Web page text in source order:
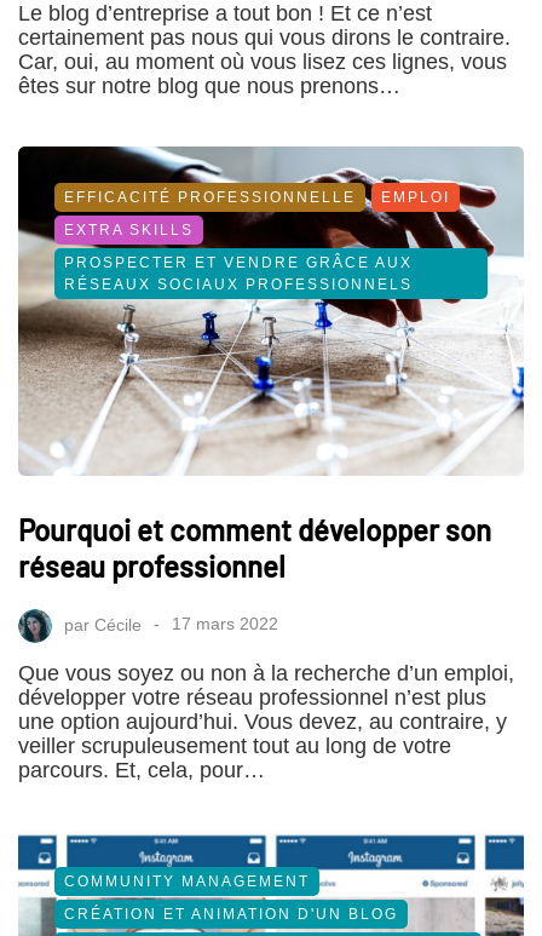
Le blog d’entreprise a tout bon ! Et ce n’est
certainement pas nous qui vous dirons le contraire.
Car, oui, au moment où vous lisez ces lignes, vous
êtes sur notre blog que nous prenons…
EFFICACITÉ PROFESSIONNELLE
EMPLOI
EXTRA SKILLS
PROSPECTER ET VENDRE GRÂCE AUX
RÉSEAUX SOCIAUX PROFESSIONNELS
Pourquoi et comment développer son
réseau professionnel
par Cécile 17 mars 2022
Que vous soyez ou non à la recherche d’un emploi,
développer votre réseau professionnel n’est plus
une option aujourd’hui. Vous devez, au contraire, y
veiller scrupuleusement tout au long de votre
parcours. Et, cela, pour…
COMMUNITY MANAGEMENT
CRÉATION ET ANIMATION D'UN BLOG